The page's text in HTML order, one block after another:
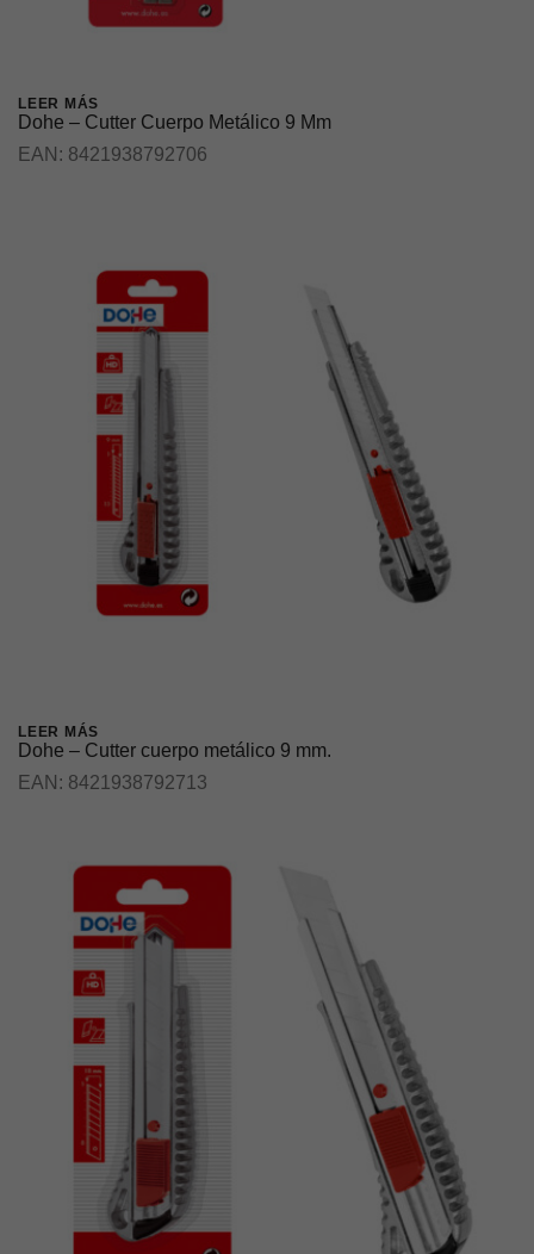
LEER MÁS
Dohe – Cutter Cuerpo Metálico 9 Mm
EAN: 8421938792706
LEER MÁS
Dohe – Cutter cuerpo metálico 9 mm.
EAN: 8421938792713